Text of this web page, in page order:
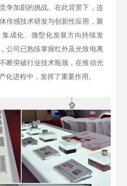
争加剧的挑战。在此背景下，连
传感技术研发与创新性应用，聚
成化、微型化发展方向持续发
公司已熟练掌握红外及光致电离
断突破行业技术瓶颈，在推动光
化进程中，发挥了重要作用。